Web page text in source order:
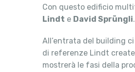
Con questo edificio
Lindt e David Sprüngli.
All’entrata del building
di referenze Lindt
mostrerà le fasi della